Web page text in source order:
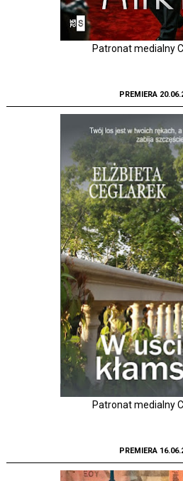
Patronat medialny
PREMIERA
Patronat medialny
PREMIERA